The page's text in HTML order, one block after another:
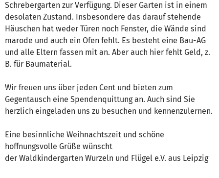
Schrebergarten zur Verfügung. Dieser Garten ist in einem
desolaten Zustand. Insbesondere das darauf stehende
Häuschen hat weder Türen noch Fenster, die Wände sind
marode und auch ein Ofen fehlt. Es besteht eine Bau-AG
und alle Eltern fassen mit an. Aber auch hier fehlt Geld, z.
B. für Baumaterial.
Wir freuen uns über jeden Cent und bieten zum
Gegentausch eine Spendenquittung an. Auch sind Sie
herzlich eingeladen uns zu besuchen und kennenzulernen.
Eine besinnliche Weihnachtszeit und schöne
hoffnungsvolle Grüße wünscht
der Waldkindergarten Wurzeln und Flügel e.V. aus Leipzig